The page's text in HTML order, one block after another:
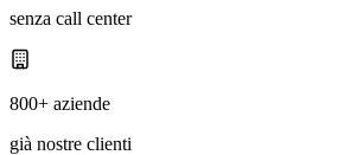
senza call center
800+ aziende
già nostre clienti